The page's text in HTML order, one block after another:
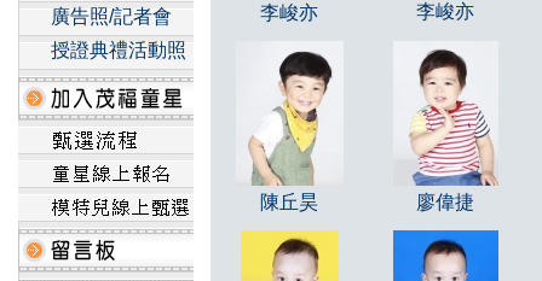
廣告照/記者會
授證典禮活動照
李峻亦 李峻亦
陳丘昊 廖偉捷